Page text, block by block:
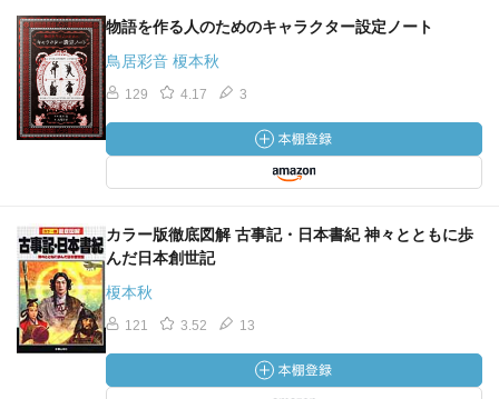
物語を作る人のためのキャラクター設定ノート
鳥居彩音 榎本秋
129 4.17 3
カラー版徹底図解 古事記・日本書紀 神々とともに歩
んだ日本創世記
榎本秋
121 3.52 13